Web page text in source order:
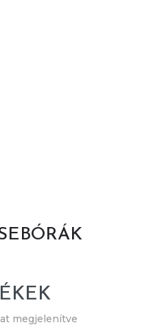
megjelenítve